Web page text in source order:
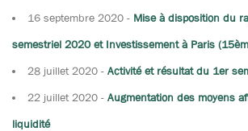
16 septembre 2020 - Mise à disposition du
semestriel 2020 et Investissement à Paris
28 juillet 2020 - Activité et résultat du 1er
22 juillet 2020 - Augmentation des moyens
liquidité